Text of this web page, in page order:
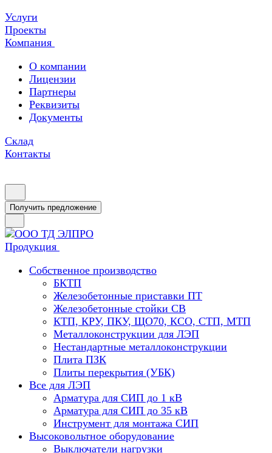
Услуги
Проекты
Компания
О компании
Лицензии
Партнеры
Реквизиты
Документы
Склад
Контакты
Получить предложение
Продукция
Собственное производство
БКТП
Железобетонные приставки ПТ
Железобетонные стойки СВ
КТП, КРУ, ПКУ, ЩО70, КСО, СТП, МТП
Металлоконструкции для ЛЭП
Нестандартные металлоконструкции
Плита ПЗК
Плиты перекрытия (УБК)
Все для ЛЭП
Арматура для СИП до 1 кВ
Арматура для СИП до 35 кВ
Инструмент для монтажа СИП
Высоковольтное оборудование
Выключатели нагрузки